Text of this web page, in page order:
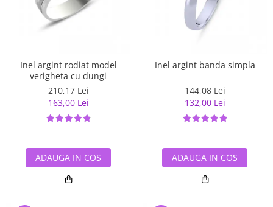
Inel argint rodiat model
verigheta cu dungi
210,17 Lei
163,00 Lei
ADAUGA IN COS
Inel argint banda simpla
144,08 Lei
132,00 Lei
ADAUGA IN COS